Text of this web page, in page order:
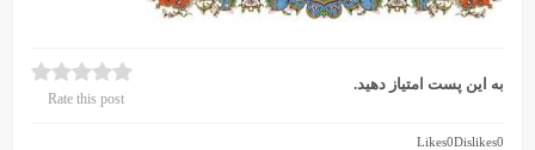
به این پست امتیاز دهید.
Rate this post
Likes0Dislikes0